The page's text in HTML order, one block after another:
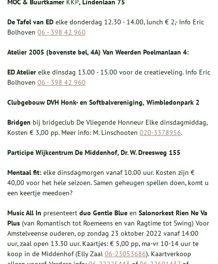
MOC & Buurtkamer KKP, Lindenlaan 75
De Tafel van ED elke donderdag 12.30 - 14.00, lunch € 2,- Info Eric
Bolhoven 06 - 398 42 960
Atelier 2005 (bovenste bel, 4A) Van Weerden Poelmanlaan 4:
ED Atelier elke dinsdag 13.00 - 15.00 voor de creatieveling. Info Eric
Bolhoven 06 - 398 42 960
Clubgebouw DVH Honk- en Softbalvereniging, Wimbledonpark 2
Bridgen bij bridgeclub De Vliegende Honneur Elke dinsdagmiddag,
Kosten € 3,00 pp. Meer info: M. Linschooten 020-3378956.
Participe Wijkcentrum De Middenhof, Dr. W.Dreesweg 155
Mentaal fit: elke dinsdagmorgen vanaf 10.00 uur. Kosten zijn €
40,00 voor het hele seizoen. Samen geheugen spellen doen, komt u
een keertje meedoen?
Music All In presenteert duo Gentle Blue en Salonorkest Rien Ne Va
Plus (van Romantisch tot Roemeens en van Ragtime tot Swing) Voor
Amstelveense ouderen, op zondag 23 oktober 2022 vanaf 14:00
uur, zaal open 13.30 uur. Kaartjes: € 5,00 pp, ma-vr 10-14 uur te
koop in de Middenhof (Elly Zaal 06-23053686). Kaartverkoop